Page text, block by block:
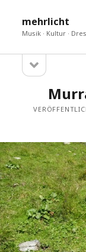
mehrlicht
Musik · Kultur ·
Sidebar
öffnen